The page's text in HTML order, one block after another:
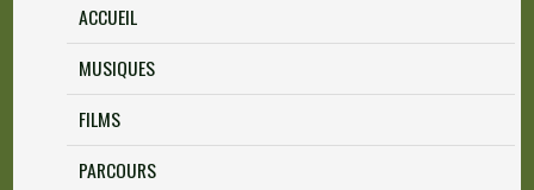
ACCUEIL
MUSIQUES
FILMS
PARCOURS